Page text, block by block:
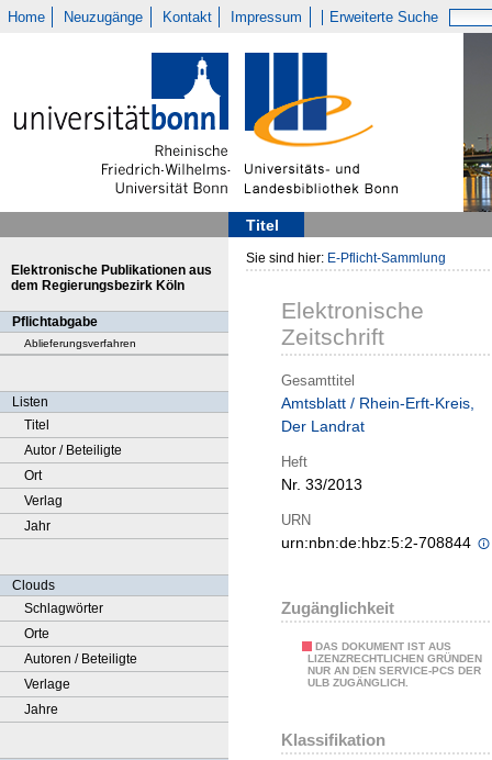
Home Neuzugänge Kontakt Impressum Erweiterte Suche
Titel
Elektronische Publikationen aus
dem Regierungsbezirk Köln
Pflichtabgabe
Ablieferungsverfahren
Listen
Titel
Autor / Beteiligte
Ort
Verlag
Jahr
Clouds
Schlagwörter
Orte
Autoren / Beteiligte
Verlage
Jahre
Sie sind hier: E-Pflicht-Sammlung
Elektronische
Zeitschrift
Gesamttitel
Amtsblatt / Rhein-Erft-Kreis,
Der Landrat
Heft
Nr. 33/2013
URN
urn:nbn:de:hbz:5:2-708844
Zugänglichkeit
DAS DOKUMENT IST AUS
LIZENZRECHTLICHEN GRÜNDEN
NUR AN DEN SERVICE-PCS DER
ULB ZUGÄNGLICH.
Klassifikation